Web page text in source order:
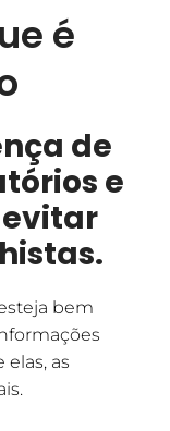
é
de
e
bem
elas, as